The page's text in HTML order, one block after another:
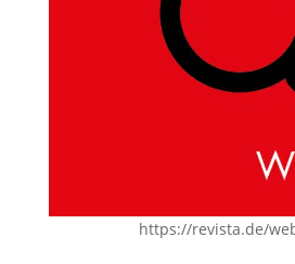
https://revista.de/